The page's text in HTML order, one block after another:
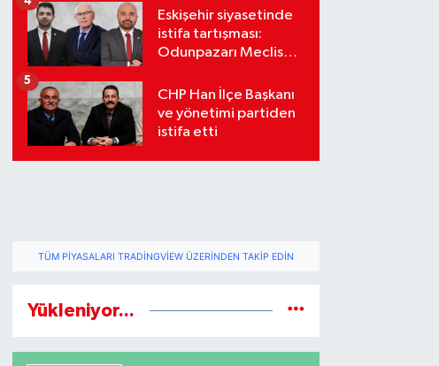
Eskişehir siyasetinde
istifa tartışması:
Odunpazarı Meclis
medyada karşı karşıya
geldi
CHP Han İlçe Başkanı
ve yönetimi partiden
istifa etti
5
TÜM PIYASALARI TRADINGVIEW ÜZERINDEN TAKIP EDIN
Yükleniyor...